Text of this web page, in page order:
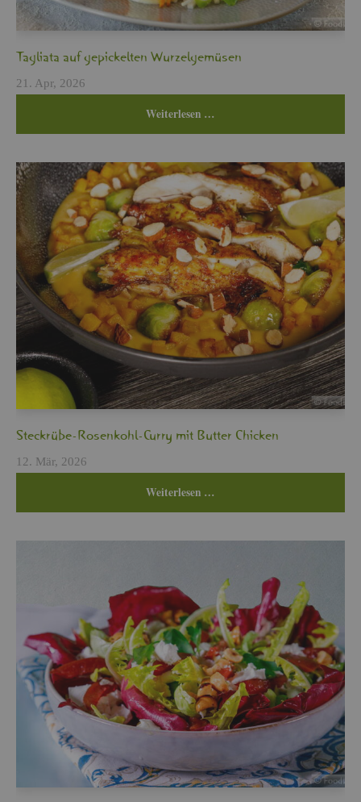
Ta­glia­ta auf ge­pi­ckel­ten Wur­zel­ge­mü­sen
21. Apr, 2026
Wei­ter­le­sen …
Steck­rü­be-Ro­sen­kohl-Curry mit But­ter Chi­cken
12. Mär, 2026
Wei­ter­le­sen …